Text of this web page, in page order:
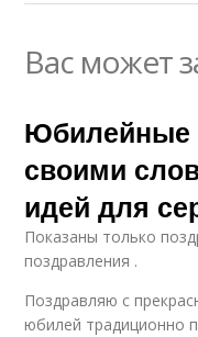
Вас может
Юбилейные
своими
идей для
Показаны только
поздравления .
Поздравляю с
юбилей традиционно